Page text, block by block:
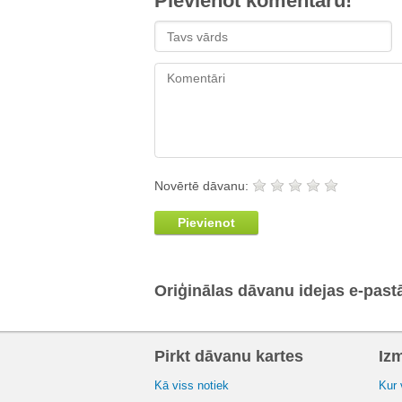
Novērtē dāvanu:
Pievienot
Oriģinālas dāvanu idejas e-
Pirkt dāvanu kartes
Kā viss notiek
Kur